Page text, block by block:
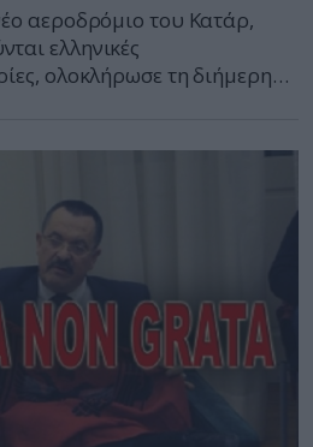
αεροδρόμιο του Κατάρ,
ελληνικές
ολοκλήρωσε τη διήμερη
Μουσείο Ισλαμικής Τέχνης
διευθυντή του. Τμήμα